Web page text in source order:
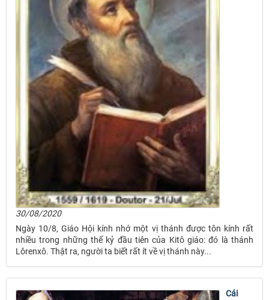
30/08/2020
Ngày 10/8, Giáo Hội kính nhớ một vị thánh được tôn kính rất
nhiều trong những thế kỷ đầu tiên của Kitô giáo: đó là thánh
Lôrenxô. Thật ra, người ta biết rất ít về vị thánh này...
Cái